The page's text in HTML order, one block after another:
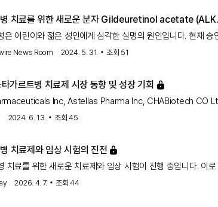
병 치료를 위한 새로운 분자 Gildeuretinol acetate
은 어린이와 젊은 성인에게 심각한 실명의 원인입니다. 현재 승
만, Gildeuretinol acetate (ALK-001)라는 새로운 분자가
News Room 2024. 5. 31. 조회 51
가르트병 치료제 시장 동향 및 성장 기회
Inc, Astellas Pharma Inc, CHABiotech CO
2024년 스타가르트병 치료제 시장의 동향과 성장 기회를 주도
2024. 6. 13. 조회45
치료제와 임상 시험의 진전
치료를 위한 새로운 치료제와 임상 시험이 진행 중입니다. 이로
로운 희망이 제공되고 있으며, 질병 관리에 중요한 발전이
2026. 4. 7. 조회44